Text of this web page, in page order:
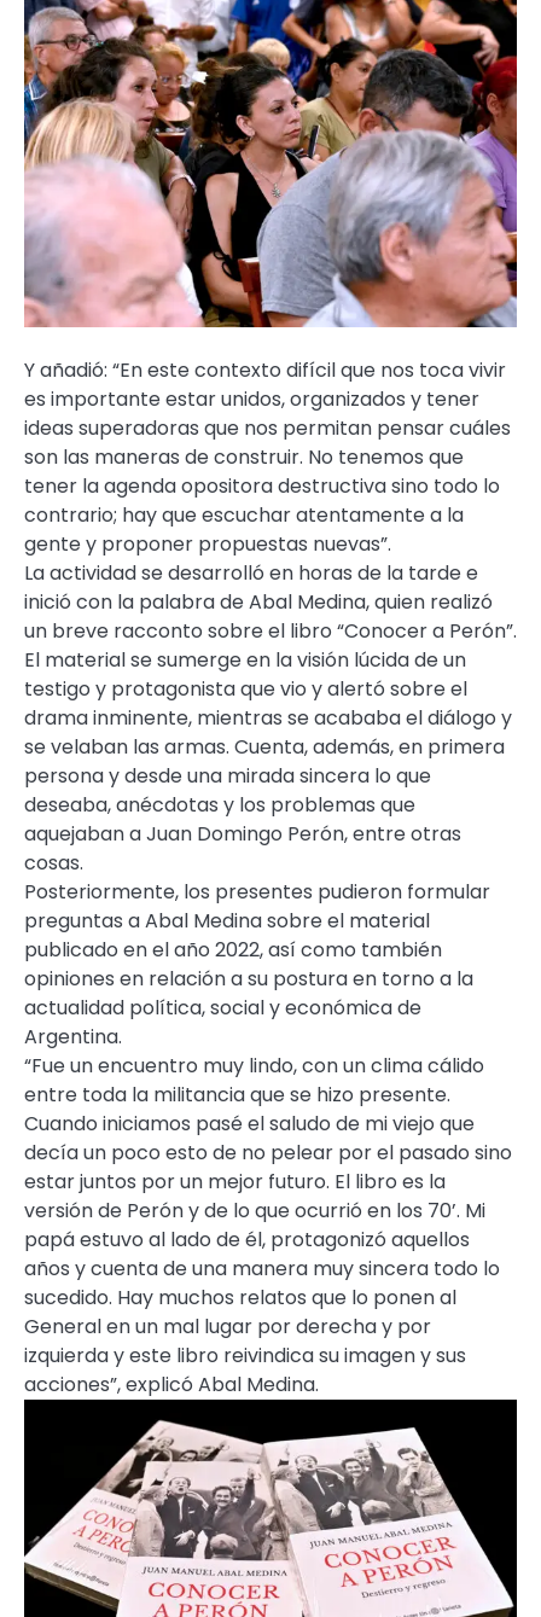
Y añadió: “En este contexto difícil que nos toca vivir
es importante estar unidos, organizados y tener
ideas superadoras que nos permitan pensar cuáles
son las maneras de construir. No tenemos que
tener la agenda opositora destructiva sino todo lo
contrario; hay que escuchar atentamente a la
gente y proponer propuestas nuevas”.
La actividad se desarrolló en horas de la tarde e
inició con la palabra de Abal Medina, quien realizó
un breve racconto sobre el libro “Conocer a Perón”.
El material se sumerge en la visión lúcida de un
testigo y protagonista que vio y alertó sobre el
drama inminente, mientras se acababa el diálogo y
se velaban las armas. Cuenta, además, en primera
persona y desde una mirada sincera lo que
deseaba, anécdotas y los problemas que
aquejaban a Juan Domingo Perón, entre otras
cosas.
Posteriormente, los presentes pudieron formular
preguntas a Abal Medina sobre el material
publicado en el año 2022, así como también
opiniones en relación a su postura en torno a la
actualidad política, social y económica de
Argentina.
“Fue un encuentro muy lindo, con un clima cálido
entre toda la militancia que se hizo presente.
Cuando iniciamos pasé el saludo de mi viejo que
decía un poco esto de no pelear por el pasado sino
estar juntos por un mejor futuro. El libro es la
versión de Perón y de lo que ocurrió en los 70’. Mi
papá estuvo al lado de él, protagonizó aquellos
años y cuenta de una manera muy sincera todo lo
sucedido. Hay muchos relatos que lo ponen al
General en un mal lugar por derecha y por
izquierda y este libro reivindica su imagen y sus
acciones”, explicó Abal Medina.